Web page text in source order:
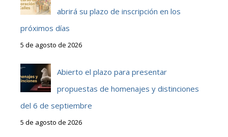
abrirá su plazo de inscripción en los
próximos días
5 de agosto de 2026
Abierto el plazo para presentar
propuestas de homenajes y distinciones
del 6 de septiembre
5 de agosto de 2026